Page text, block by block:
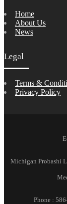
Home
About Us
News
Legal
Terms &
Privacy Policy
Michigan Probashi
Phone :